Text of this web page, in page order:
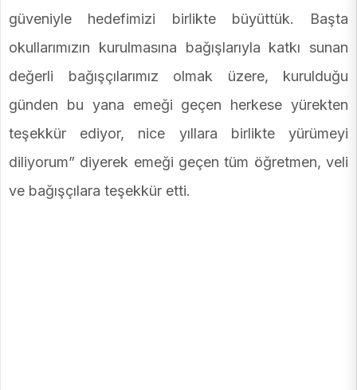
güveniyle hedefimizi birlikte büyüttük. Başta
okullarımızın kurulmasına bağışlarıyla katkı sunan
değerli bağışçılarımız olmak üzere, kurulduğu
günden bu yana emeği geçen herkese yürekten
teşekkür ediyor, nice yıllara birlikte yürümeyi
diliyorum” diyerek emeği geçen tüm öğretmen, veli
ve bağışçılara teşekkür etti.